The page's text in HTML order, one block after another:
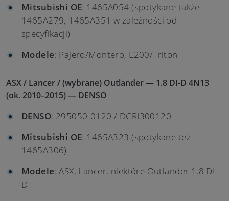
Mitsubishi OE: 1465A054 (spotykane także
1465A279, 1465A351 w zależności od
specyfikacji)
Modele: Pajero/Montero, L200/Triton
ASX / Lancer / (wybrane) Outlander — 1.8 DI-D 4N13
(ok. 2010–2015) — DENSO
DENSO: 295050-0120 / DCRI300120
Mitsubishi OE: 1465A323 (spotykane też
1465A306)
Modele: ASX, Lancer, niektóre Outlander 1.8 DI-
D